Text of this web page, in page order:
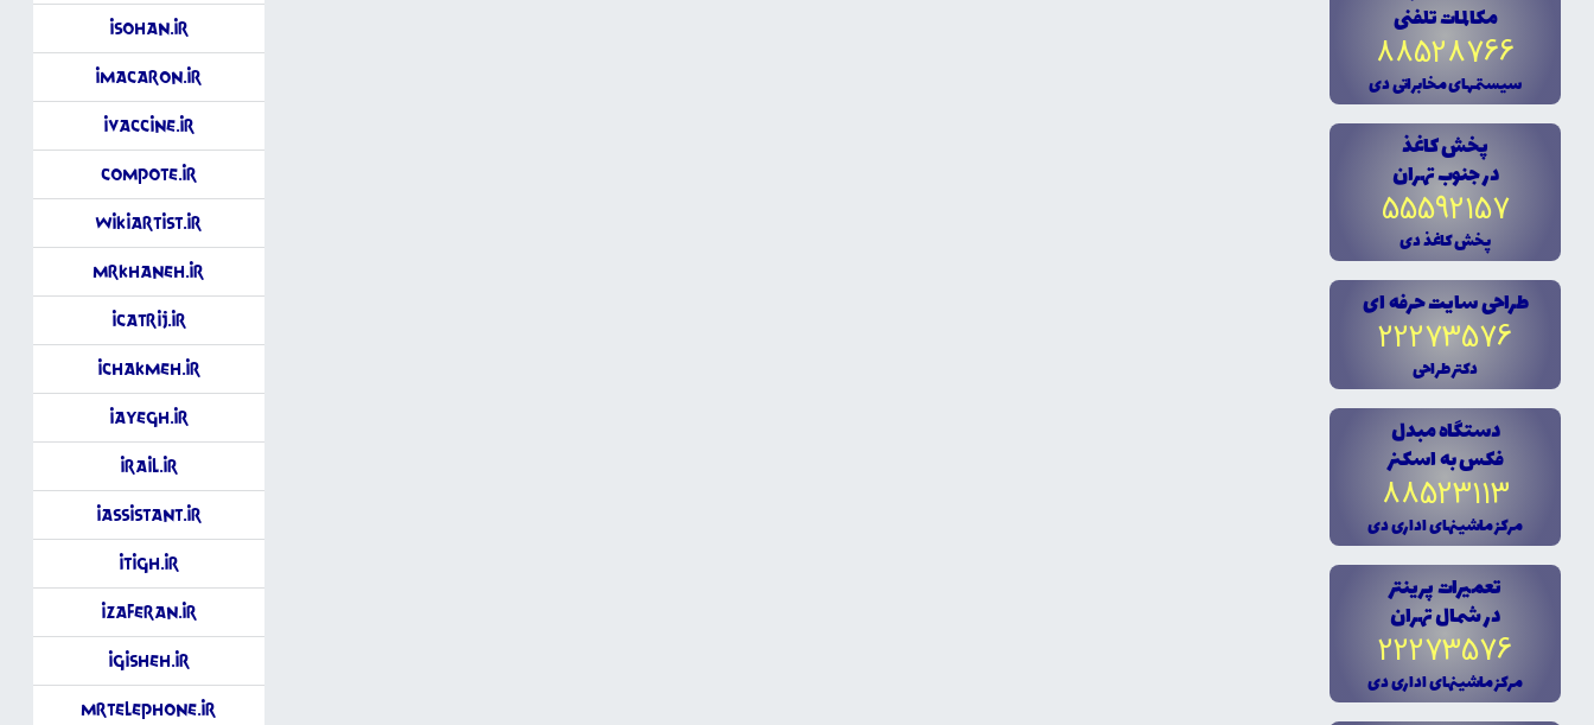
مکالمات تلفنى
88528766
سيستمهاى مخابراتى دى
پخش کاغذ
در جنوب تهران
55592157
پخش کاغذ دى
طراحى سايت حرفه اى
22273576
دکتر طراحى
دستگاه مبدل
فکس به اسکنر
88523113
مرکز ماشينهاى ادارى دى
تعميرات پرينتر
در شمال تهران
22273576
مرکز ماشينهاى ادارى دى
iSohan.ir
iMacaron.ir
iVaccine.ir
Compote.ir
WikiArtist.ir
MrKhaneh.ir
iCatrij.ir
iChakmeh.ir
iAyegh.ir
iRail.ir
iAssistant.ir
iTigh.ir
iZaferan.ir
iGisheh.ir
MrTelephone.ir